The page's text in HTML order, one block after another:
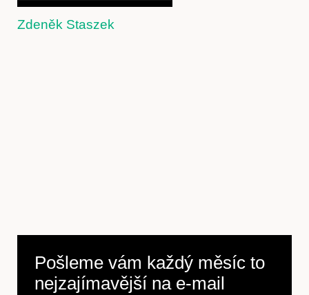
Zdeněk Staszek
Pošleme vám každý měsíc to
nejzajímavější na e-mail